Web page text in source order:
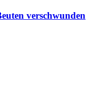
verschwunden